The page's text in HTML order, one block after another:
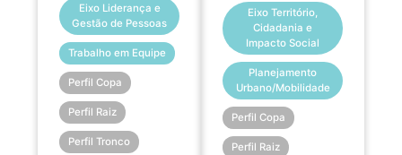
Eixo Liderança e
Gestão de Pessoas
Trabalho em Equipe
Perfil Copa
Perfil Raiz
Perfil Tronco
Eixo Território,
Cidadania e
Impacto Social
Planejamento
Urbano/Mobilidade
Perfil Copa
Perfil Raiz